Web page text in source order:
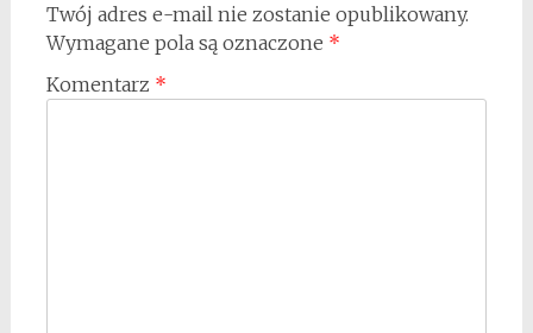
Twój adres e-mail nie zostanie opublikowany.
Wymagane pola są oznaczone *
Komentarz *